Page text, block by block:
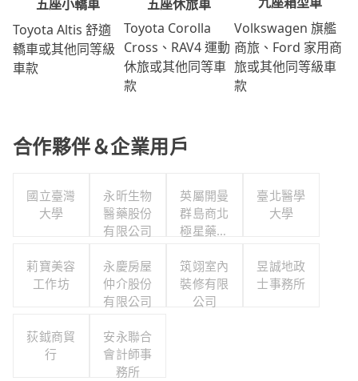
五座小轎車
Toyota Altis 舒適
轎車或其他同等級
車款
五座休旅車
Toyota Corolla
Cross、RAV4 運動
休旅或其他同等車
款
Volkswagen 旗艦
商旅、Ford 家用商
旅或其他同等級車
款
合作夥伴＆企業用戶
國立臺灣
大學
永昕生物
醫藥股份
有限公司
英屬開曼
群島商北
極星藥業
有限公司
臺北醫學
大學
莉寶美容
工作坊
永慶房屋
仲介股份
有限公司
筑翊室內
裝修有限
公司
昱誠地政
士事務所
荻鉞商貿
行
安永聯合
會計師事
務所